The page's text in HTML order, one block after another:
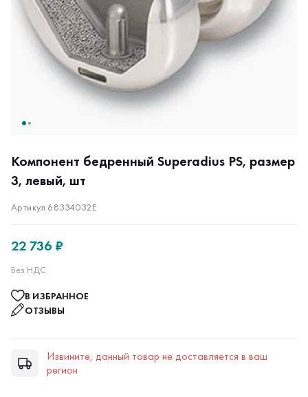
Компонент бедренный Superadius PS, размер
3, левый, шт
Артикул 68334032E
22 736 ₽
Без НДС
В ИЗБРАННОЕ
ОТЗЫВЫ
Извините, данный товар не доставляется в ваш
регион